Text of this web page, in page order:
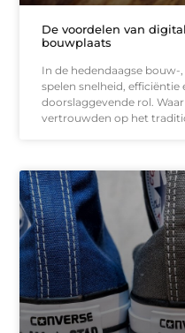
De voordelen van
bouwplaats
In de hedendaagse
spelen snelheid, efficiëntie
doorslaggevende rol.
vertrouwden op het